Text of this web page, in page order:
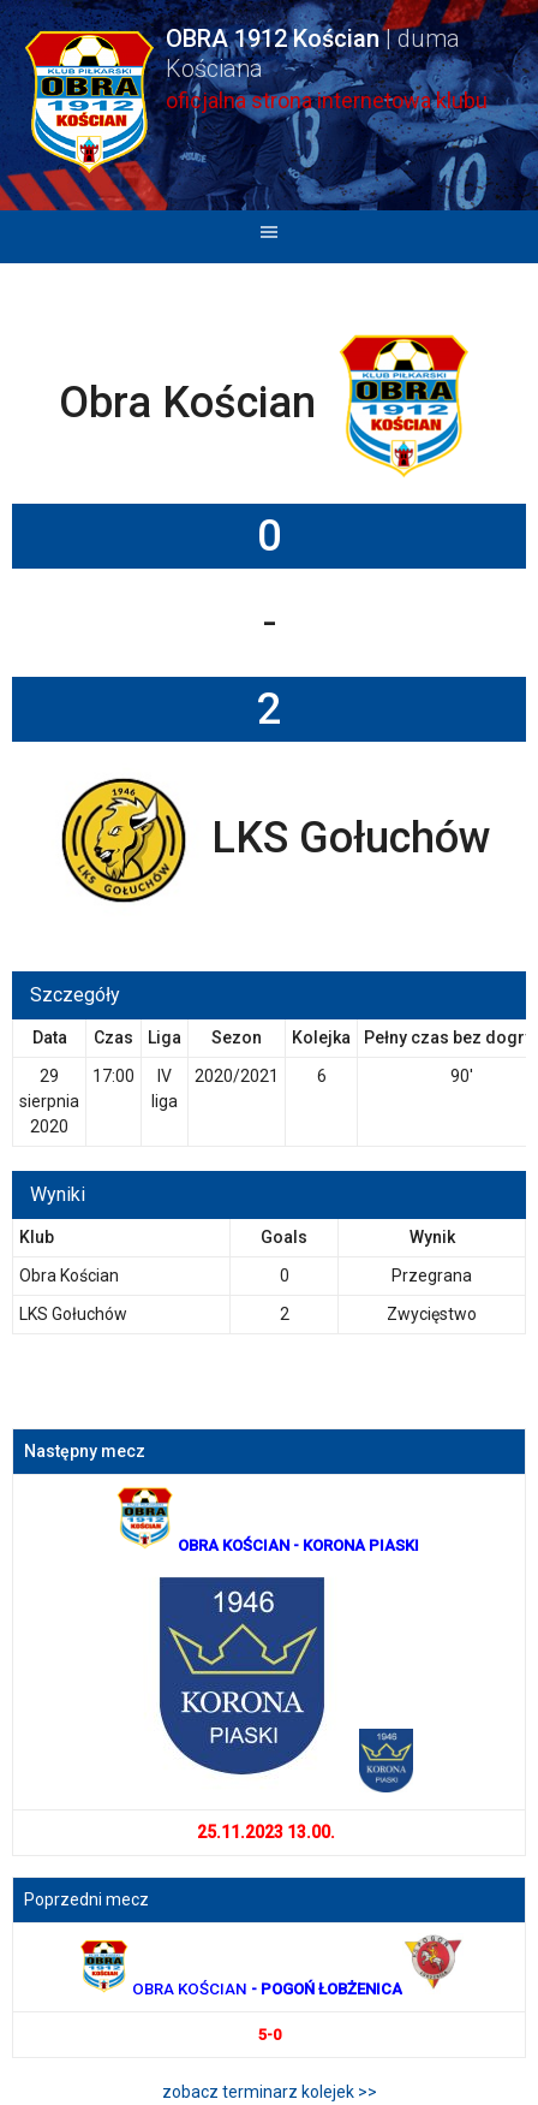
Skip
to
content
OBRA 1912 Kościan
oficjalna strona internetowa klubu
Obra Kościan
0
-
2
LKS Gołuchów
Szczegóły
Data Czas Liga Sezon Kolejka
Pełny czas bez
29
sierpnia
2020
17:00
IV
liga
2020/2021 6 90'
Wyniki
Klub Goals
Wynik
Obra Kościan
0
Przegrana
LKS Gołuchów
2 Zwycięstwo
Następny mecz
OBRA KOŚCIAN - KORONA PIASKI
25.11.2023 13.00.
Poprzedni mecz
OBRA KOŚCIAN - POGOŃ ŁOBŻENICA
5-0
zobacz terminarz kolejek >>